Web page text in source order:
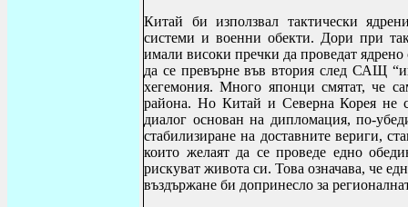
Китай би използвал тактически
системи и военни обекти. Дори при
имали високи пречки да проведат
да се превърне във втория след САЩ
хегемония. Много японци смятат, че
района. Но Китай и Северна Корея не
диалог основан на дипломация, по-
стабилизиране на доставните вериги,
които желаят да се проведе едно
рискуват живота си. Това означава, че
въздържане би допринесло за